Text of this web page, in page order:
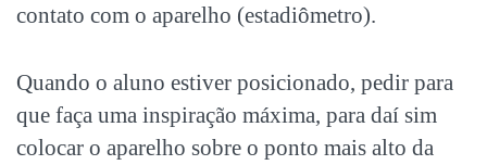
contato com o aparelho (estadiômetro).
Quando o aluno estiver posicionado, pedir para
que faça uma inspiração máxima, para daí sim
colocar o aparelho sobre o ponto mais alto da